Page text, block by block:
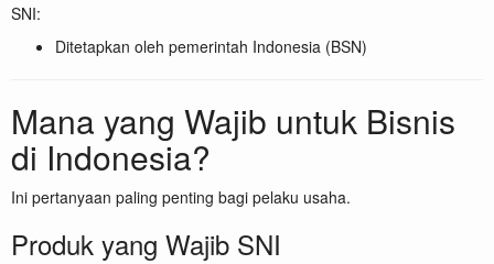
SNI:
Ditetapkan oleh pemerintah Indonesia (BSN)
Mana yang Wajib untuk Bisnis
di Indonesia?
Ini pertanyaan paling penting bagi pelaku usaha.
Produk yang Wajib SNI